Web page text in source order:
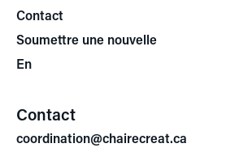
Contact
Soumettre une nouvelle
En
Contact
coordination@chairecreat.ca